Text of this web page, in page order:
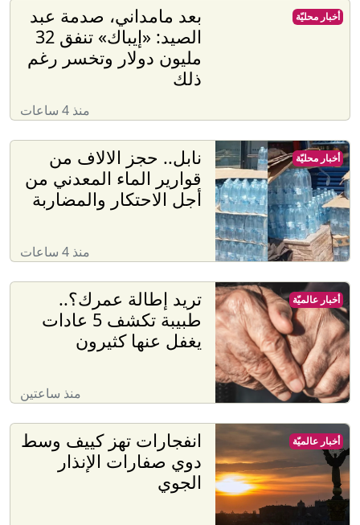
بعد مامداني، صدمة عبد
الصيد: «إيباك» تنفق 32
مليون دولار وتخسر رغم
ذلك
منذ 4 ساعات
أخبار محليّة
نابل.. حجز الالاف من
قوارير الماء المعدني من
أجل الاحتكار والمضاربة
منذ 4 ساعات
أخبار محليّة
تريد إطالة عمرك؟..
طبيبة تكشف 5 عادات
يغفل عنها كثيرون
منذ ساعتين
أخبار عالميّة
انفجارات تهز كييف وسط
دوي صفارات الإنذار
الجوي
أخبار عالميّة